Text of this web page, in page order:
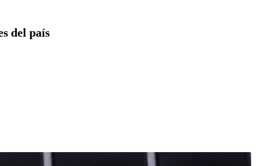
del país